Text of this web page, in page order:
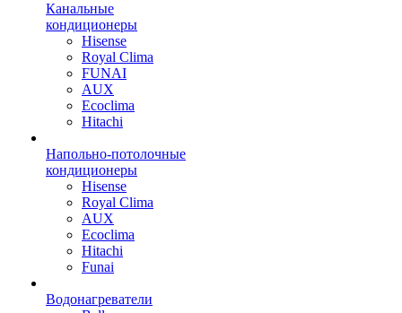
Канальные
кондиционеры
Hisense
Royal Clima
FUNAI
AUX
Ecoclima
Hitachi
Напольно-потолочные
кондиционеры
Hisense
Royal Clima
AUX
Ecoclima
Hitachi
Funai
Водонагреватели